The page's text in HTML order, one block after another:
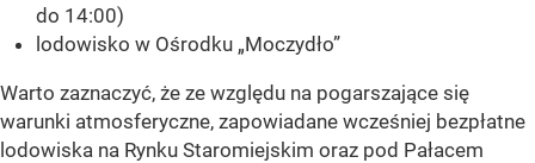
do 14:00)
lodowisko w Ośrodku „Moczydło”
Warto zaznaczyć, że ze względu na pogarszające się
warunki atmosferyczne, zapowiadane wcześniej bezpłatne
lodowiska na Rynku Staromiejskim oraz pod Pałacem